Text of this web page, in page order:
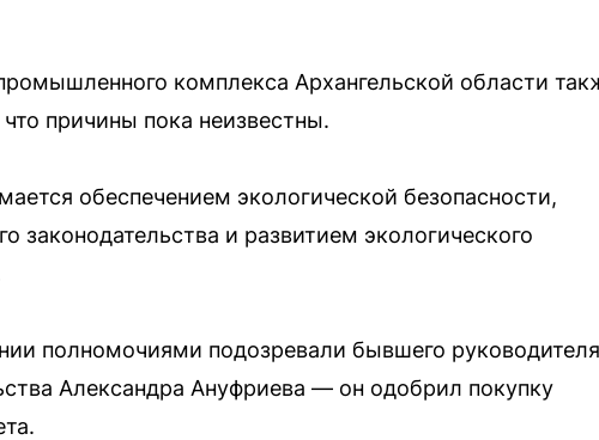
комплекса Архангельской области
причины пока неизвестны.
обеспечением экологической безопасности,
и развитием экологического
полномочиями подозревали бывшего руководителя
Александра Ануфриева — он одобрил покупку